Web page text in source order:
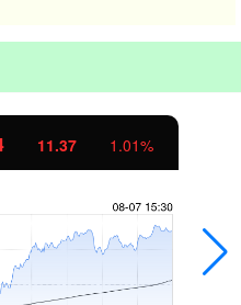
11.37 1.01%